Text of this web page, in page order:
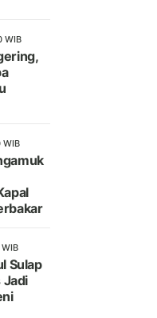
WIB
WIB
Sulap
Jadi